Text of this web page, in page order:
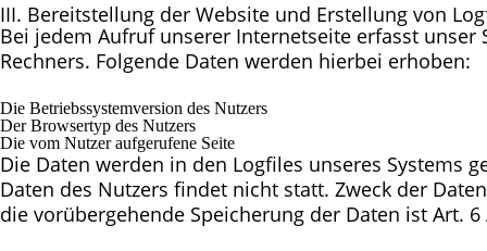
III. Bereitstellung der Website und Erstellung von
Bei jedem Aufruf unserer Internetseite erfasst
Rechners. Folgende Daten werden hierbei erhoben:
Die Betriebssystemversion des Nutzers
Der Browsertyp des Nutzers
Die vom Nutzer aufgerufene Seite
Die Daten werden in den Logfiles unseres Systems
Daten des Nutzers findet nicht statt. Zweck der
die vorübergehende Speicherung der Daten ist Art. 6